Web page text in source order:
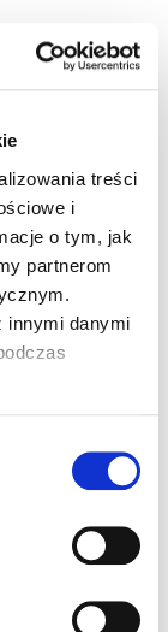
treści
i
o tym, jak
partnerom
innymi danymi